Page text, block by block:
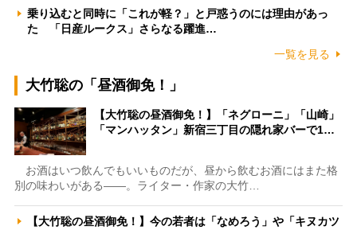
乗り込むと同時に「これが軽？」と戸惑うのには理由があっ
た 「日産ルークス」さらなる躍進…
一覧を見る
大竹聡の「昼酒御免！」
【大竹聡の昼酒御免！】「ネグローニ」「山崎」
「マンハッタン」新宿三丁目の隠れ家バーで1…
お酒はいつ飲んでもいいものだが、昼から飲むお酒にはまた格
別の味わいがある――。ライター・作家の大竹…
【大竹聡の昼酒御免！】今の若者は「なめろう」や「キヌカツ